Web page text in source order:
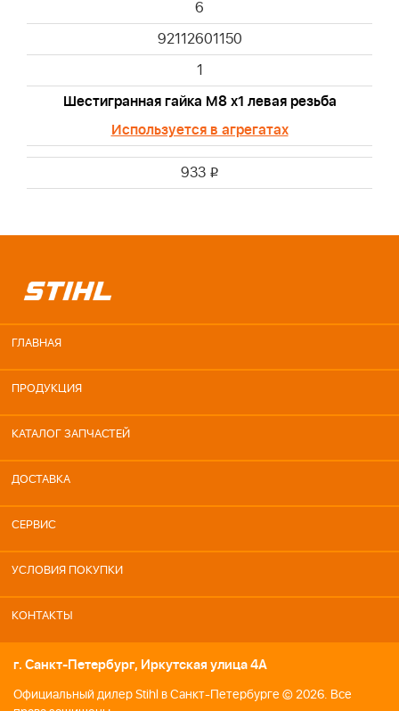
6
92112601150
1
Шестигранная гайка М8 х1 левая резьба
Используется в агрегатах
933 i
ГЛАВНАЯ
ПРОДУКЦИЯ
КАТАЛОГ ЗАПЧАСТЕЙ
ДОСТАВКА
СЕРВИС
УСЛОВИЯ ПОКУПКИ
КОНТАКТЫ
г. Санкт-Петербург, Иркутская улица 4А
Официальный дилер Stihl в Санкт-Петербурге © 2026. Все